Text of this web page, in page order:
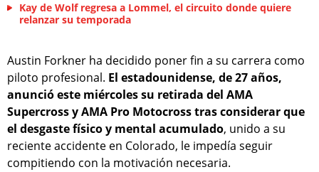
Kay de Wolf regresa a Lommel, el circuito donde quiere
relanzar su temporada
Austin Forkner ha decidido poner fin a su carrera como
piloto profesional. El estadounidense, de 27 años,
anunció este miércoles su retirada del AMA
Supercross y AMA Pro Motocross tras considerar que
el desgaste físico y mental acumulado, unido a su
reciente accidente en Colorado, le impedía seguir
compitiendo con la motivación necesaria.